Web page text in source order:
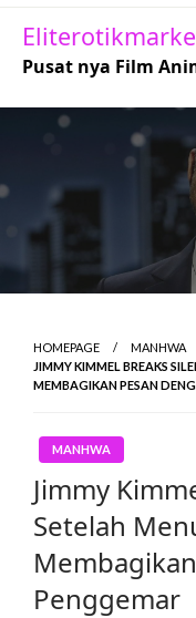
Skip
content
Pusat nya Film
HOMEPAGE
MANHWA
JIMMY KIMMEL BREAKS
MEMBAGIKAN PESAN
MANHWA
Jimmy
Setelah
Penggemar